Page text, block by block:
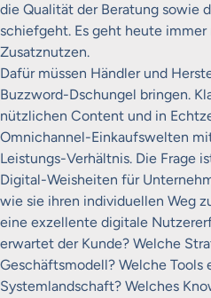
die Qualität der Beratung sowie
schiefgeht. Es geht heute
Zusatznutzen.
Dafür müssen Händler und
Buzzword-Dschungel bringen.
nützlichen Content und in
Omnichannel-Einkaufswelten
Leistungs-Verhältnis. Die Frage
Digital-Weisheiten für
wie sie ihren individuellen Weg
eine exzellente digitale
erwartet der Kunde? Welche
Geschäftsmodell? Welche
Systemlandschaft? Welches